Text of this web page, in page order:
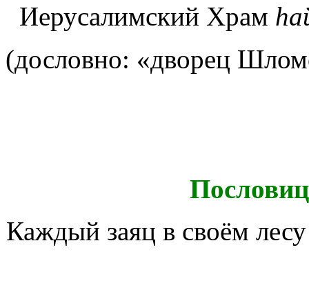
Иерусалимский Храм h
(дословно: «дворец
Каждый заяц в своём